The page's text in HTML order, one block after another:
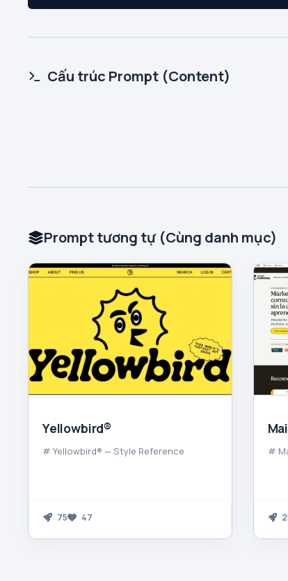
Cấu trúc Prompt (Content)
Prompt tương tự (Cùng danh mục)
Yellowbird®
# Yellowbird® — Style Reference
75 47
#